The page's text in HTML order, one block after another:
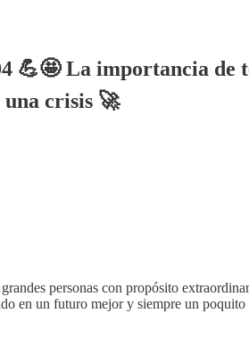
💪🤩 La importancia de
crisis 🚀
personas con propósito
en un futuro mejor y siempre un poquito